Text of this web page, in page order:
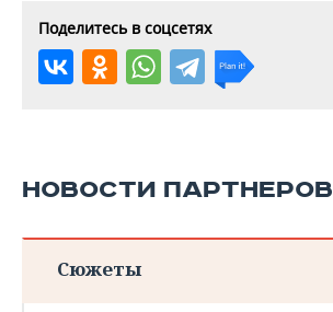
Поделитесь в соцсетях
НОВОСТИ ПАРТНЕРОВ
Сюжеты